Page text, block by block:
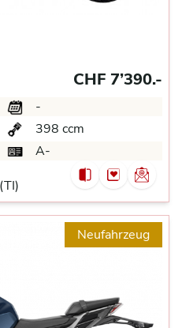
CHF 7’390.-
-
398 ccm
A-
Neufahrzeug